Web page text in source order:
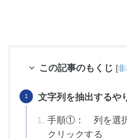
この記事のもくじ [
文字列を抽出するや
手順①： 列を選
クリックする